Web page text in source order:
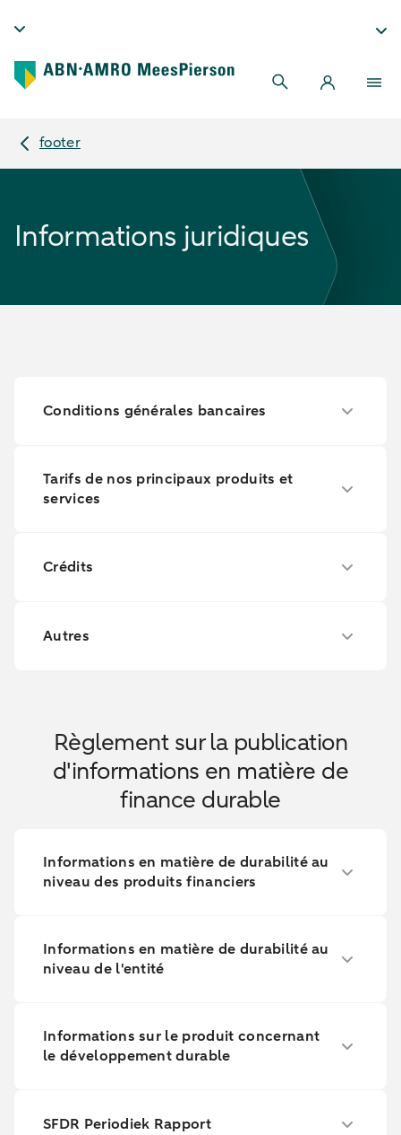
footer
Informations juridiques
Conditions générales bancaires
Tarifs de nos principaux produits et
services
Crédits
Autres
Règlement sur la publication
d'informations en matière de
finance durable
Informations en matière de durabilité au
niveau des produits financiers
Informations en matière de durabilité au
niveau de l'entité
Informations sur le produit concernant
le développement durable
SFDR Periodiek Rapport